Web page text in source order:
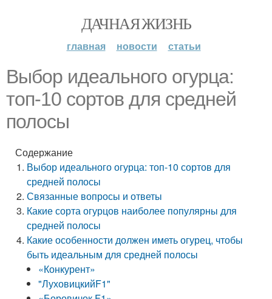
ДАЧНАЯ ЖИЗНЬ
главная новости статьи
Выбор идеального огурца:
топ-10 сортов для средней
полосы
Содержание
Выбор идеального огурца: топ-10 сортов для
средней полосы
Связанные вопросы и ответы
Какие сорта огурцов наиболее популярны для
средней полосы
Какие особенности должен иметь огурец, чтобы
быть идеальным для средней полосы
«Конкурент»
"ЛуховицкийF1"